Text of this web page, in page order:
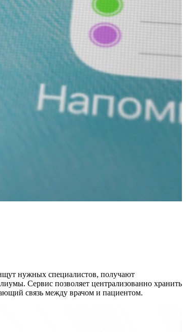
нужных специалистов, получают
Сервис позволяет централизованно хранить
связь между врачом и пациентом.